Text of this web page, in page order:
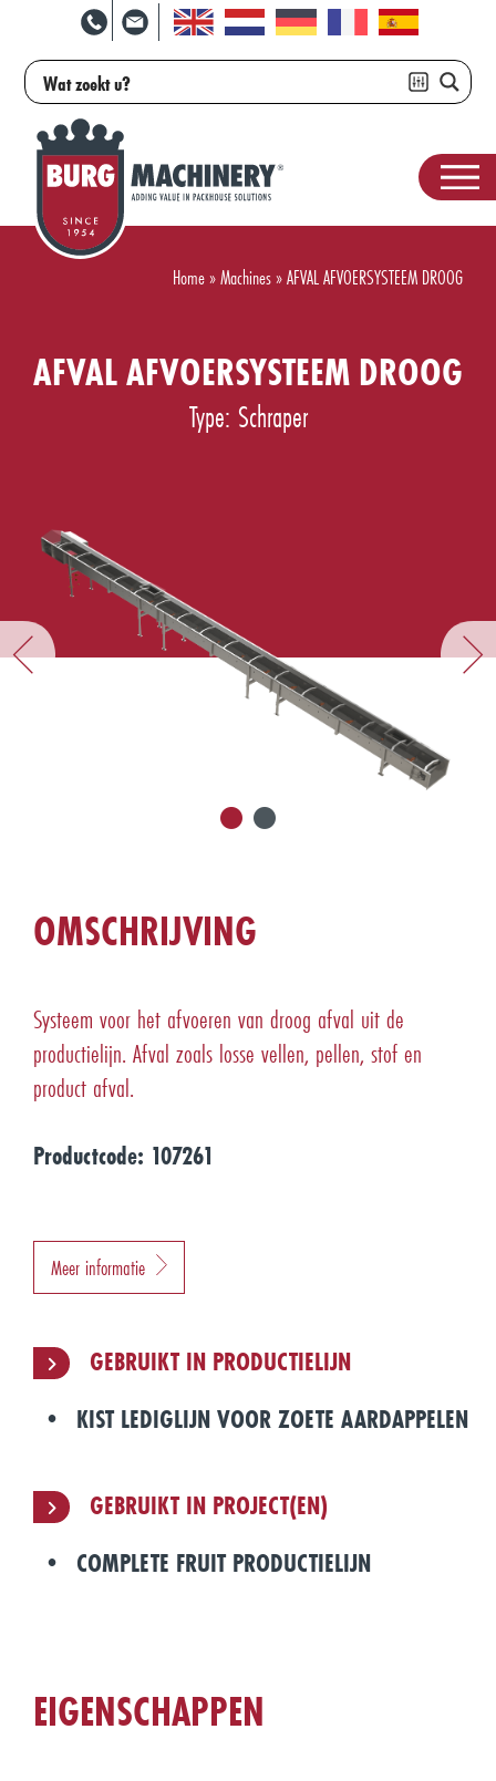
Home»Machines»AFVAL AFVOERSYSTEEM DROOG
AFVAL AFVOERSYSTEEM DROOG
Type: Schraper
OMSCHRIJVING
Systeem voor het afvoeren van droog afval uit de
productielijn. Afval zoals losse vellen, pellen, stof en
product afval.
Productcode: 107261
Meer informatie
GEBRUIKT IN PRODUCTIELIJN
KIST LEDIGLIJN VOOR ZOETE AARDAPPELEN
GEBRUIKT IN PROJECT(EN)
COMPLETE FRUIT PRODUCTIELIJN
EIGENSCHAPPEN